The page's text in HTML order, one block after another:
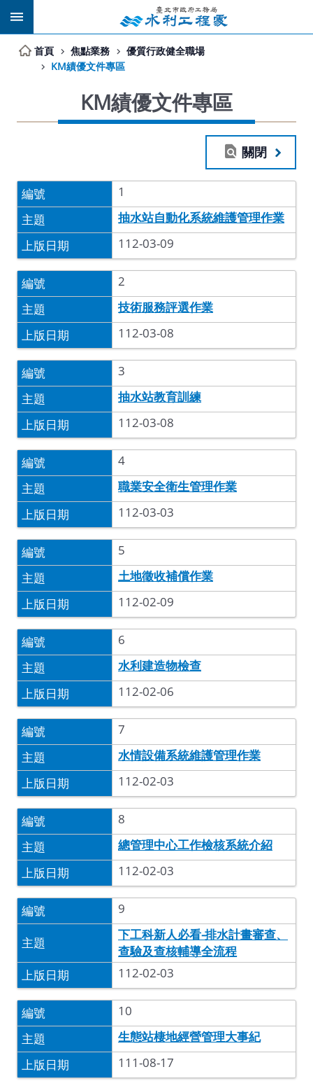
跳到主要內容區塊
首頁 焦點業務
優質行政健全職場
KM績優文件專區
KM績優文件專區
關閉
1
抽水站自動化系統維護管理作業
112-03-09
2
技術服務評選作業
112-03-08
3
抽水站教育訓練
112-03-08
4
職業安全衛生管理作業
112-03-03
5
土地徵收補償作業
112-02-09
6
水利建造物檢查
112-02-06
7
水情設備系統維護管理作業
112-02-03
8
總管理中心工作檢核系統介紹
112-02-03
9
下工科新人必看-排水計畫審查、
查驗及查核輔導全流程
112-02-03
10
生態站棲地經營管理大事紀
111-08-17